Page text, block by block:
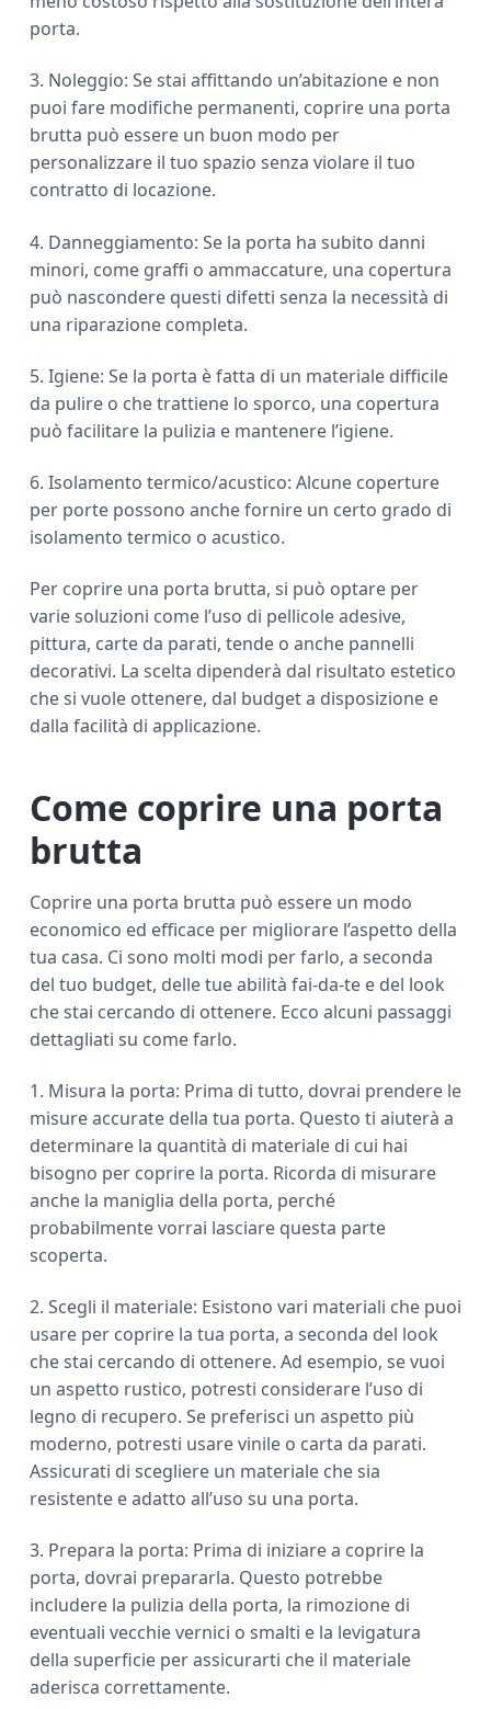
porta.
3. Noleggio: Se stai affittando un’abitazione e non
puoi fare modifiche permanenti, coprire una porta
brutta può essere un buon modo per
personalizzare il tuo spazio senza violare il tuo
contratto di locazione.
4. Danneggiamento: Se la porta ha subito danni
minori, come graffi o ammaccature, una copertura
può nascondere questi difetti senza la necessità di
una riparazione completa.
5. Igiene: Se la porta è fatta di un materiale difficile
da pulire o che trattiene lo sporco, una copertura
può facilitare la pulizia e mantenere l’igiene.
6. Isolamento termico/acustico: Alcune coperture
per porte possono anche fornire un certo grado di
isolamento termico o acustico.
Per coprire una porta brutta, si può optare per
varie soluzioni come l’uso di pellicole adesive,
pittura, carte da parati, tende o anche pannelli
decorativi. La scelta dipenderà dal risultato estetico
che si vuole ottenere, dal budget a disposizione e
dalla facilità di applicazione.
Come coprire una porta
brutta
Coprire una porta brutta può essere un modo
economico ed efficace per migliorare l’aspetto della
tua casa. Ci sono molti modi per farlo, a seconda
del tuo budget, delle tue abilità fai-da-te e del look
che stai cercando di ottenere. Ecco alcuni passaggi
dettagliati su come farlo.
1. Misura la porta: Prima di tutto, dovrai prendere le
misure accurate della tua porta. Questo ti aiuterà a
determinare la quantità di materiale di cui hai
bisogno per coprire la porta. Ricorda di misurare
anche la maniglia della porta, perché
probabilmente vorrai lasciare questa parte
scoperta.
2. Scegli il materiale: Esistono vari materiali che puoi
usare per coprire la tua porta, a seconda del look
che stai cercando di ottenere. Ad esempio, se vuoi
un aspetto rustico, potresti considerare l’uso di
legno di recupero. Se preferisci un aspetto più
moderno, potresti usare vinile o carta da parati.
Assicurati di scegliere un materiale che sia
resistente e adatto all’uso su una porta.
3. Prepara la porta: Prima di iniziare a coprire la
porta, dovrai prepararla. Questo potrebbe
includere la pulizia della porta, la rimozione di
eventuali vecchie vernici o smalti e la levigatura
della superficie per assicurarti che il materiale
aderisca correttamente.